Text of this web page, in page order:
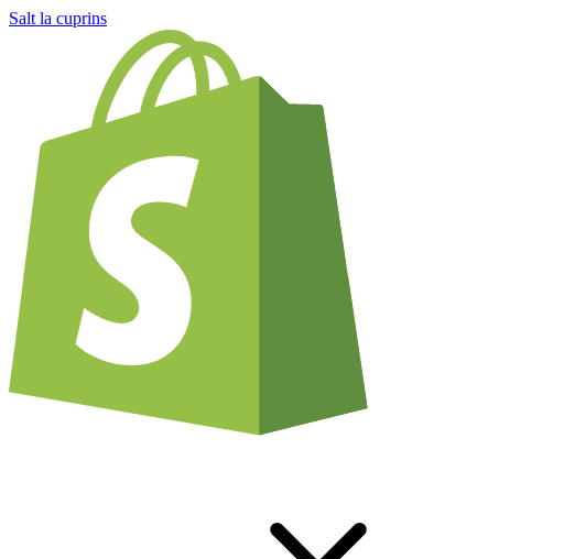
Salt la cuprins